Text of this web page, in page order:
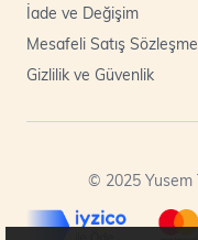
İade ve Değişim
Mesafeli Satış
Gizlilik ve Güvenlik
© 2025 Yusem